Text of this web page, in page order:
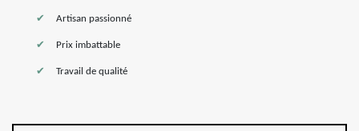
Artisan passionné
Prix imbattable
Travail de qualité